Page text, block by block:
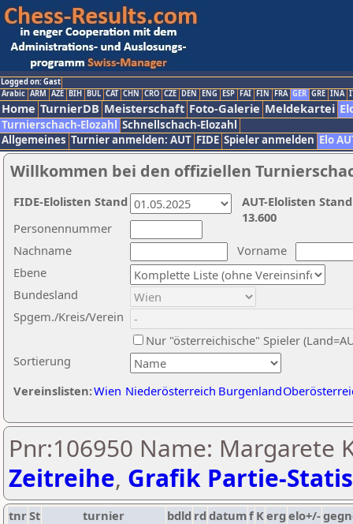
Logged on: Gast
Arabic ARM AZE BIH BUL CAT CHN CRO CZE DEN ENG ESP FAI FIN FRA GER GRE INA
Home TurnierDB Meisterschaft Foto-Galerie Meldekartei
Turnierschach-Elozahl Schnellschach-Elozahl
Allgemeines Turnier anmelden: AUT FIDE Spieler anmelden Elo
Willkommen bei den offiziellen
Nachname
Vorname
Ebene
Sortierung
Personennummer
Bundesland
Spgem./Kreis/Verein
Nur "österreichische" Spieler
Vereinslisten:Wien Niederösterreich Burgenland
AUT-Elolisten
13.600
FIDE-Elolisten Stand
Pnr:106950 Name: Margarete
Zeitreihe, Grafik Partie-
tnrSt turnier bdld rd datumf Kerg elo+/-